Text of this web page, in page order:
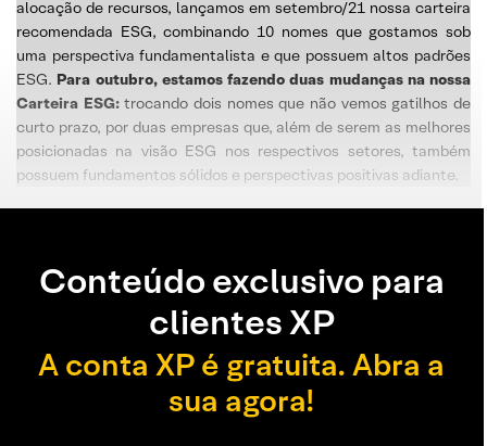
alocação de recursos, lançamos em setembro/21 nossa carteira
recomendada ESG, combinando 10 nomes que gostamos sob
uma perspectiva fundamentalista e que possuem altos padrões
ESG. Para outubro, estamos fazendo duas mudanças na nossa
Carteira ESG:trocando dois nomes que não vemos gatilhos de
curto prazo, por duas empresas que, além de serem as melhores
posicionadas na visão ESG nos respectivos setores, também
possuem fundamentos sólidos e perspectivas positivas adiante.
Conteúdo exclusivo para
clientes XP
A conta XP é gratuita. Abra a
sua agora!